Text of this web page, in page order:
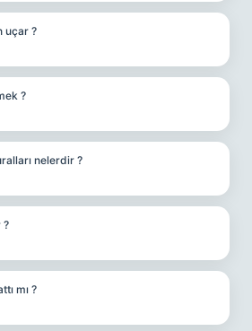
uçar ?
?
nelerdir ?
?
mı ?